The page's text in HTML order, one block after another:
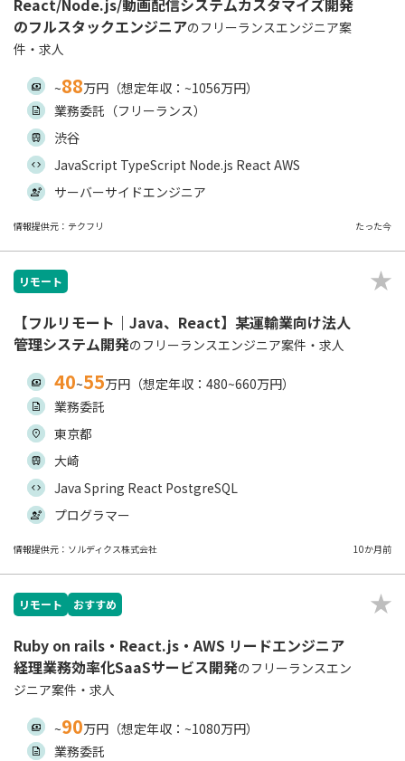
React/Node.js/動画配信システムカスタマイズ開発
のフルスタックエンジニアのフリーランスエンジニア案
件・求人
~88万円（想定年収：~1056万円）
業務委託（フリーランス）
渋谷
JavaScript TypeScript Node.js React AWS
サーバーサイドエンジニア
情報提供元：テクフリ たった今
リモート
【フルリモート｜Java、React】某運輸業向け法人
管理システム開発のフリーランスエンジニア案件・求人
40~55万円（想定年収：480~660万円）
業務委託
東京都
大崎
Java Spring React PostgreSQL
プログラマー
情報提供元：ソルディクス株式会社 10か月前
リモート おすすめ
Ruby on rails・React.js・AWS リードエンジニア
経理業務効率化SaaSサービス開発のフリーランスエン
ジニア案件・求人
~90万円（想定年収：~1080万円）
業務委託